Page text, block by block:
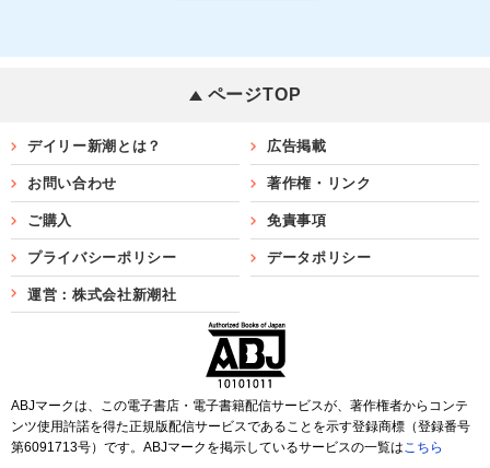
ページTOP
デイリー新潮とは？ 広告掲載
お問い合わせ 著作権・リンク
ご購入 免責事項
プライバシーポリシー データポリシー
運営：株式会社新潮社
ABJマークは、この電子書店・電子書籍配信サービスが、著作権者からコンテ
ンツ使用許諾を得た正規版配信サービスであることを示す登録商標（登録番号
第6091713号）です。ABJマークを掲示しているサービスの一覧はこちら